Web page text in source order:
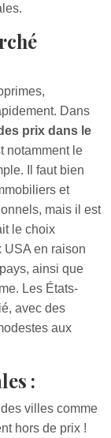
Dans
prix dans le
notamment le
Il faut bien
et
mais il est
le choix
USA en raison
ainsi que
Les États-
avec des
aux
:
villes comme
hors de prix !